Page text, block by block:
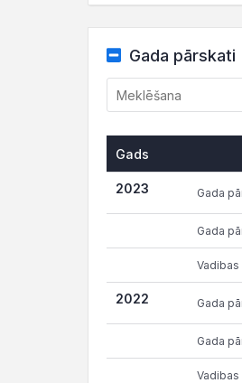
Gada pārskati
Gads
Gads
2023 Gada
Gada
2022 Gada
Gada
Vadibas